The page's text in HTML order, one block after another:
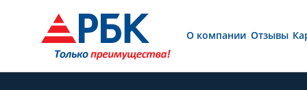
О компании Отзывы